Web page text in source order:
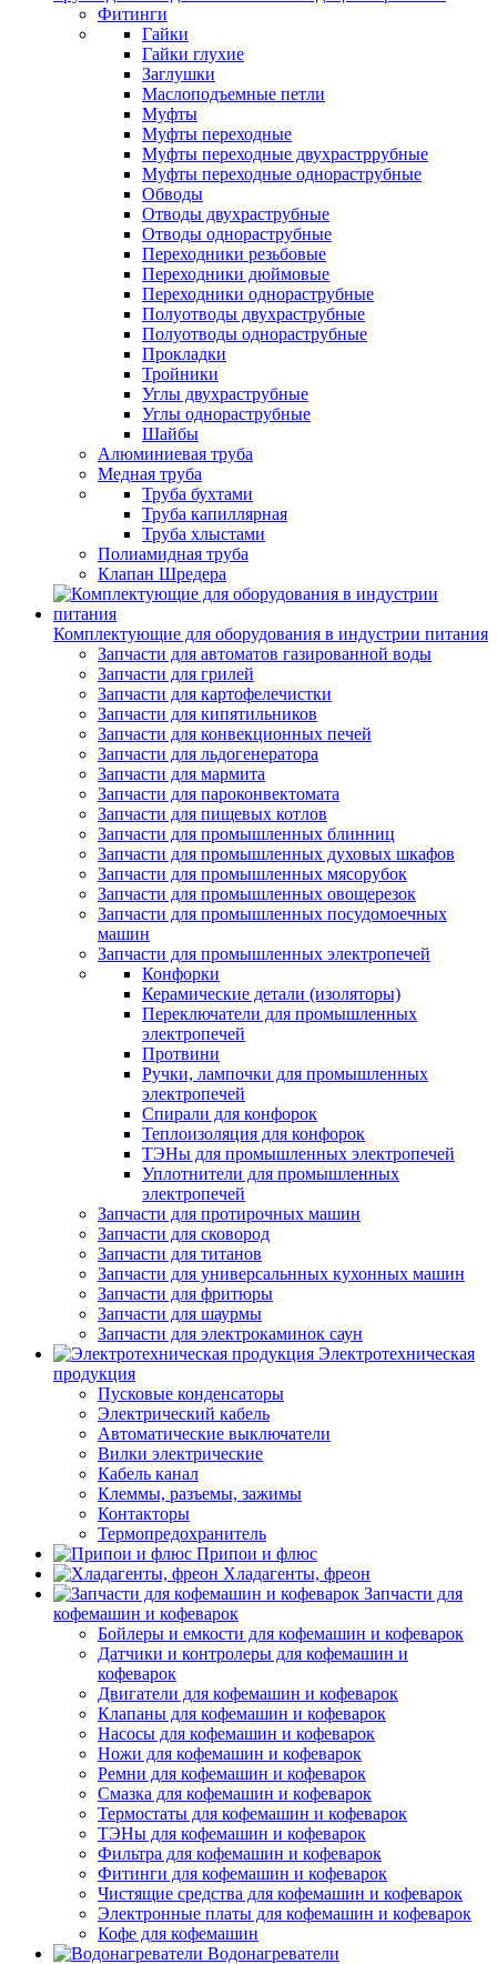
Фитинги
Гайки
Гайки глухие
Заглушки
Маслоподъемные петли
Муфты
Муфты переходные
Муфты переходные двухрастррубные
Муфты переходные однораструбные
Обводы
Отводы двухраструбные
Отводы однораструбные
Переходники резьбовые
Переходники дюймовые
Переходники однораструбные
Полуотводы двухраструбные
Полуотводы однораструбные
Прокладки
Тройники
Углы двухраструбные
Углы однораструбные
Шайбы
Алюминиевая труба
Медная труба
Труба бухтами
Труба капиллярная
Труба хлыстами
Полиамидная труба
Клапан Шредера
Комплектующие для оборудования в индустрии питания
Запчасти для автоматов газированной воды
Запчасти для грилей
Запчасти для картофелечистки
Запчасти для кипятильников
Запчасти для конвекционных печей
Запчасти для льдогенератора
Запчасти для мармита
Запчасти для пароконвектомата
Запчасти для пищевых котлов
Запчасти для промышленных блинниц
Запчасти для промышленных духовых шкафов
Запчасти для промышленных мясорубок
Запчасти для промышленных овощерезок
Запчасти для промышленных посудомоечных
машин
Запчасти для промышленных электропечей
Конфорки
Керамические детали (изоляторы)
Переключатели для промышленных
электропечей
Протвини
Ручки, лампочки для промышленных
электропечей
Спирали для конфорок
Теплоизоляция для конфорок
ТЭНы для промышленных электропечей
Уплотнители для промышленных
электропечей
Запчасти для протирочных машин
Запчасти для сковород
Запчасти для титанов
Запчасти для универсальнных кухонных машин
Запчасти для фритюры
Запчасти для шаурмы
Запчасти для электрокаминок саун
Электротехническая
продукция
Пусковые конденсаторы
Электрический кабель
Автоматические выключатели
Вилки электрические
Кабель канал
Клеммы, разъемы, зажимы
Контакторы
Термопредохранитель
Припои и флюс
Хладагенты, фреон
Запчасти для
кофемашин и кофеварок
Бойлеры и емкости для кофемашин и кофеварок
Датчики и контролеры для кофемашин и
кофеварок
Двигатели для кофемашин и кофеварок
Клапаны для кофемашин и кофеварок
Насосы для кофемашин и кофеварок
Ножи для кофемашин и кофеварок
Ремни для кофемашин и кофеварок
Смазка для кофемашин и кофеварок
Термостаты для кофемашин и кофеварок
ТЭНы для кофемашин и кофеварок
Фильтра для кофемашин и кофеварок
Фитинги для кофемашин и кофеварок
Чистящие средства для кофемашин и кофеварок
Электронные платы для кофемашин и кофеварок
Кофе для кофемашин
Водонагреватели